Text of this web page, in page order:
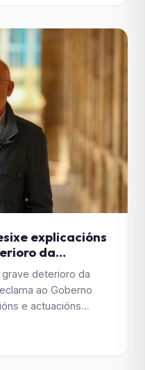
explicacións
da
de Xoán
deterioro da
ao Goberno
e actuacións